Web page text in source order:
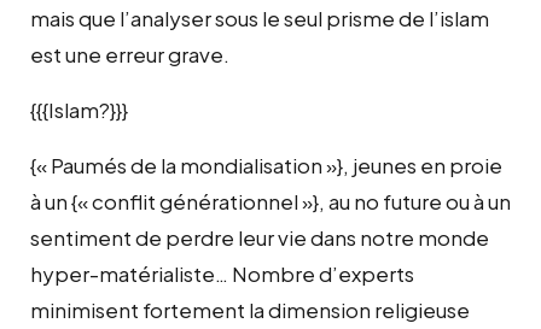
mais que l’analyser sous le seul prisme de l’islam
est une erreur grave.
{{{Islam?}}}
{« Paumés de la mondialisation »}, jeunes en proie
à un {« conflit générationnel »}, au no future ou à un
sentiment de perdre leur vie dans notre monde
hyper-matérialiste… Nombre d’experts
minimisent fortement la dimension religieuse